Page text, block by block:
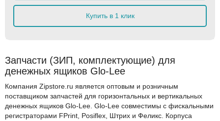
Купить в 1 клик
Запчасти (ЗИП, комплектующие) для
денежных ящиков Glo-Lee
Компания Zipstore.ru является оптовым и розничным
поставщиком запчастей для горизонтальных и вертикальных
денежных ящиков Glo-Lee. Glo-Lee совместимы с фискальными
регистраторами FPrint, Posiflex, Штрих и Феликс. Корпуса